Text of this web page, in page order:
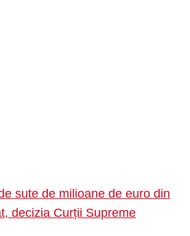
sute de milioane de euro din
decizia Curții Supreme